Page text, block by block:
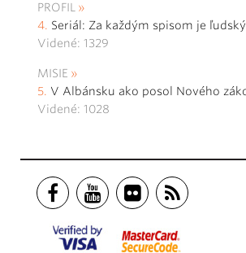
PROFIL
Seriál: Za každým spisom je
Videné: 1329
MISIE
V Albánsku ako posol Nového
Videné: 1028